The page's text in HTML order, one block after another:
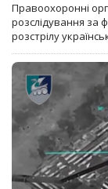
Правоохоронні
розслідування за
розстрілу